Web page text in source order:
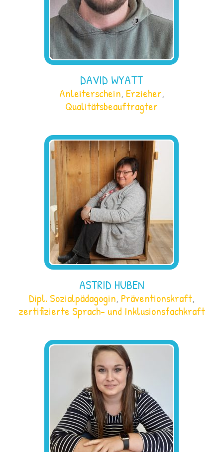
DAVID WYATT
Anleiterschein, Erzieher,
Qualitätsbeauftragter
ASTRID HUBEN
Dipl. Sozialpädagogin, Präventionskraft,
zertifizierte Sprach- und Inklusionsfachkraft